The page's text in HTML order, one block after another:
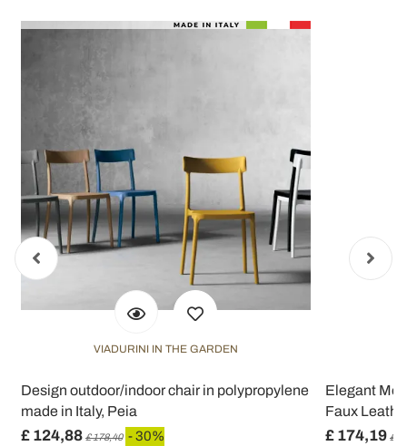
VIADURINI IN THE GARDEN
Design outdoor/indoor chair in polypropylene
made in Italy, Peia
£ 124,88 £ 178,40 - 30%
Elegant
Faux
£ 174,19 £